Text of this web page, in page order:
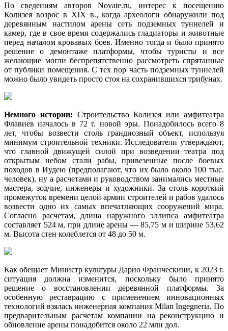
По сведениям авторов Novate.ru, интерес к посещению
Колизея возрос в XIX в., когда археологи обнаружили под
деревянным настилом арены сеть подземных туннелей и
камер, где в свое время содержались гладиаторы и животные
перед началом кровавых боев. Именно тогда и было принято
решение о демонтаже платформы, чтобы туристы и все
желающие могли беспрепятственно рассмотреть спрятанные
от публики помещения. С тех пор часть подземных туннелей
можно было увидеть просто стоя на сохранившихся трибунах.
Немного истории: Строительство Колизея или амфитеатра
Флавиев началось в 72 г. новой эры. Понадобилось всего 8
лет, чтобы возвести столь грандиозный объект, используя
минимум строительной техники. Исследователи утверждают,
что главной движущей силой при возведении театра под
открытым небом стали рабы, привезенные после боевых
походов в Иудею (предполагают, что их было около 100 тыс.
человек), ну а расчетами и руководством занимались местные
мастера, зодчие, инженеры и художники. За столь короткий
промежуток времени целой армии строителей и рабов удалось
возвести одно их самых впечатляющих сооружений мира.
Согласно расчетам, длина наружного эллипса амфитеатра
составляет 524 м, при длине арены — 85,75 м и ширине 53,62
м. Высота стен колеблется от 48 до 50 м.
Как обещает Министр культуры Дарио Франческини, к 2023 г.
ситуация должна изменится, поскольку было принято
решение о восстановлении деревянной платформы. За
особенную реставрацию с применением инновационных
технологий взялась инженерная компания Milan Ingegneria. По
предварительным расчетам компании на реконструкцию и
обновление арены понадобится около 22 млн дол.